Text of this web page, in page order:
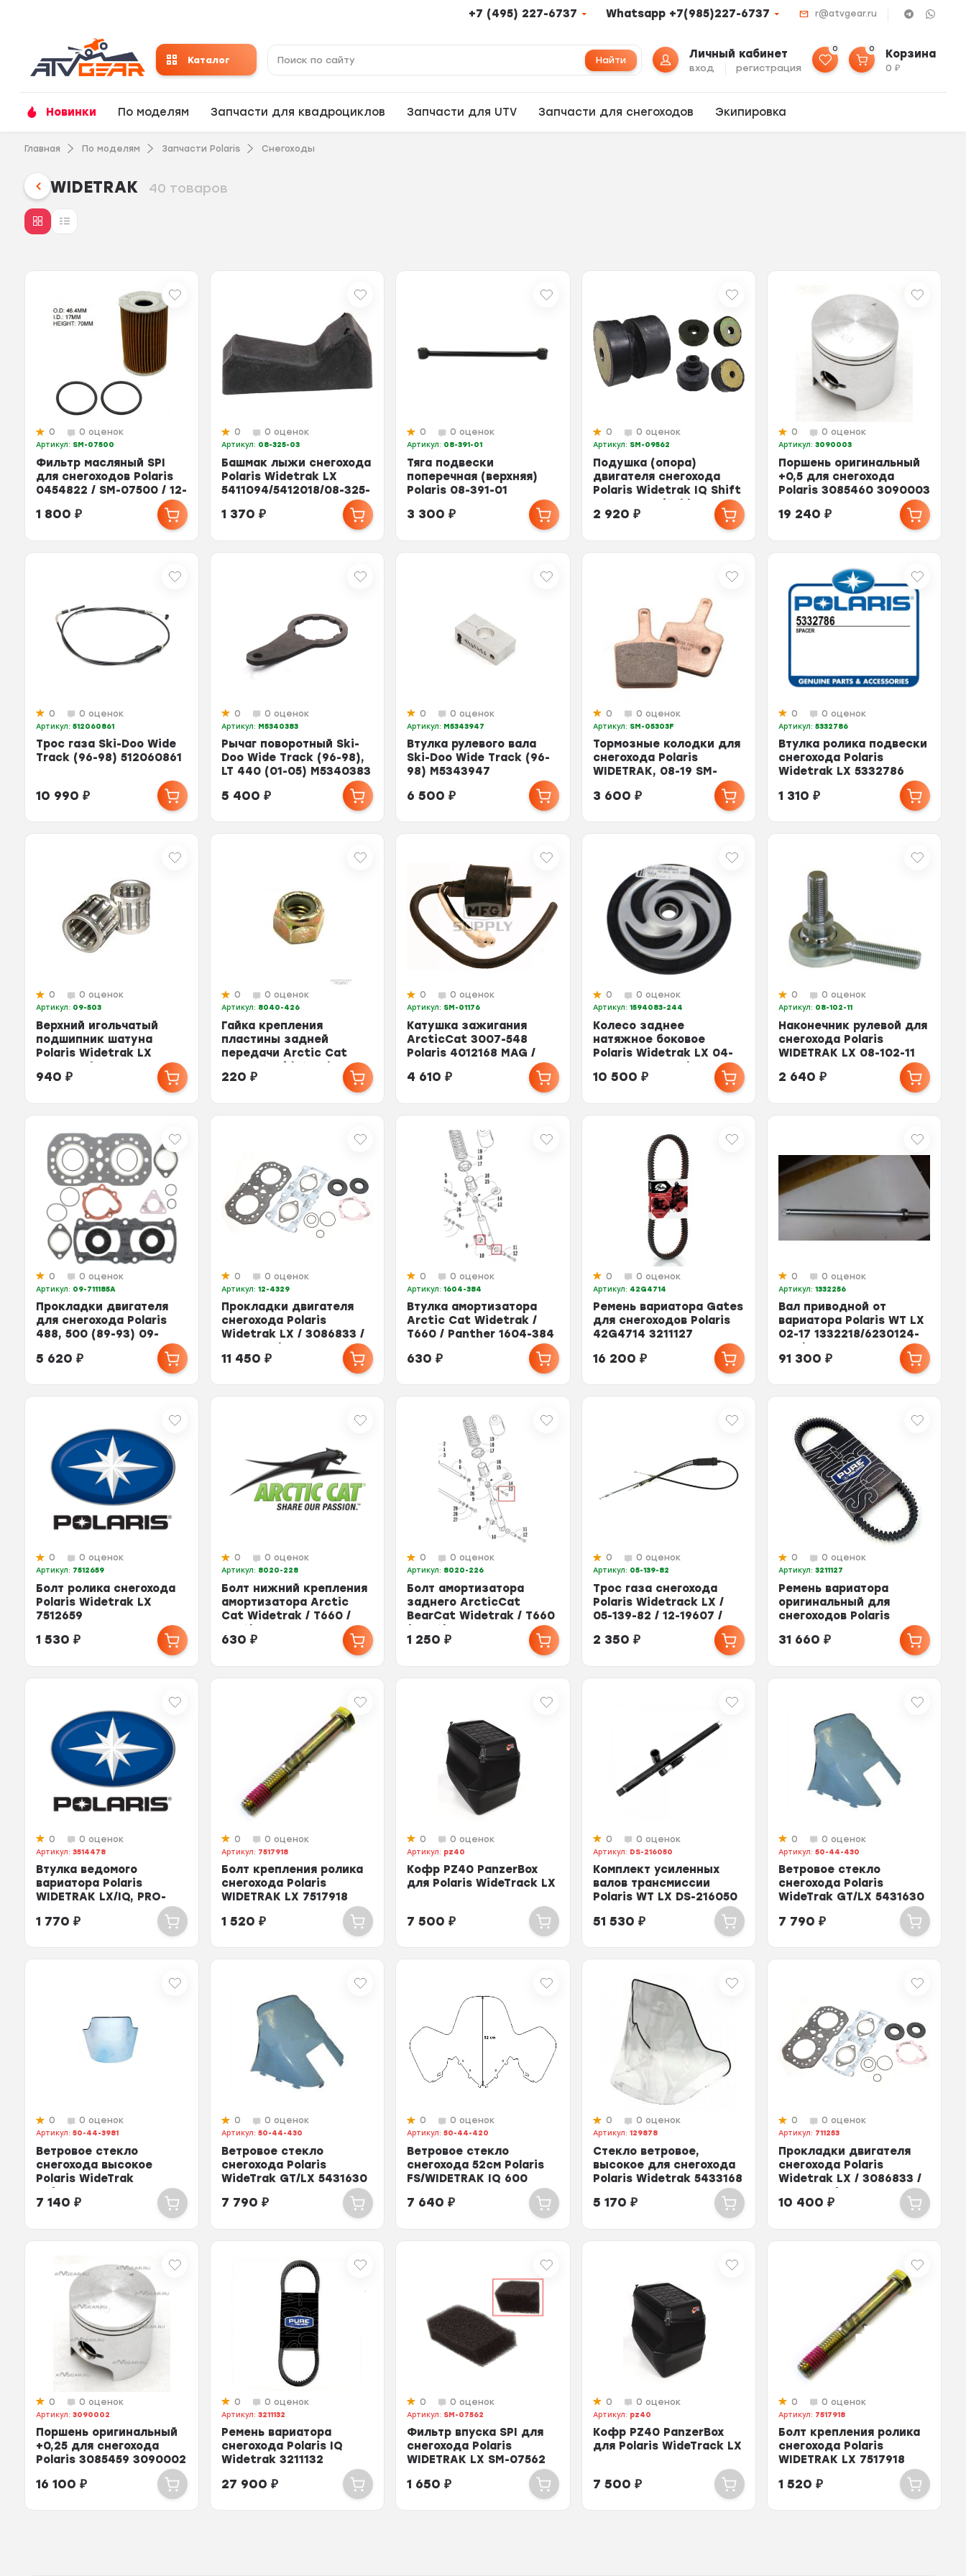
+7 (495) 227-6737 Whatsapp +7(985)227-6737 r@atvgear.ru
Каталог Найти Личный кабинет
вход регистрация
0 0 Корзина
0₽
Новинки По моделям Запчасти для квадроциклов Запчасти для UTV Запчасти для снегоходов Экипировка
Главная По моделям Запчасти Polaris Снегоходы
WIDETRAK 40 товаров
0 0 оценок
Артикул: SM-07500
Фильтр масляный SPI
для снегоходов Polaris
0454822 / SM-07500 / 12-
1 800₽
0 0 оценок
Артикул: 08-325-03
Башмак лыжи снегохода
Polaris Widetrak LX
5411094/5412018/08-325-
1 370₽
0 0 оценок
Артикул: 08-391-01
Тяга подвески
поперечная (верхняя)
Polaris 08-391-01
1822420-067, 1822425-
067...
3 300₽
0 0 оценок
Артикул: SM-09562
Подушка (опора)
двигателя снегохода
Polaris Widetrak IQ Shift
LXT RMK Switchb...
2 920 ₽
0 0 оценок
Артикул: 3090003
Поршень оригинальный
+0,5 для снегохода
Polaris 3085460 3090003
19 240 ₽
0 0 оценок
Артикул:512060861
Трос газа Ski-Doo Wide
Track (96-98) 512060861
10 990₽
0 0 оценок
Артикул: M5340383
Рычаг поворотный Ski-
Doo Wide Track (96-98),
LT 440 (01-05) M5340383
5 400₽
0 0 оценок
Артикул: M5343947
Втулка рулевого вала
Ski-Doo Wide Track (96-
98) M5343947
6 500₽
0 0 оценок
Артикул: SM-05303F
Тормозные колодки для
снегохода Polaris
WIDETRAK, 08-19 SM-
3 600 ₽
0 0 оценок
Артикул: 5332786
Втулка ролика подвески
снегохода Polaris
Widetrak LX 5332786
1 310 ₽
0 0 оценок
Артикул: 09-503
Верхний игольчатый
подшипник шатуна
Polaris Widetrak LX
3083216 /AC 3003-107 ...
940₽
0 0 оценок
Артикул: 8040-426
Гайка крепления
пластины задней
передачи Arctic Cat
Bearcat Widetrack 660
804...
220₽
0 0 оценок
Артикул: SM-01176
Катушка зажигания
ArcticCat 3007-548
Polaris 4012168 MAG /
4012169 PTO SM-01176
4 610₽
0 0 оценок
Артикул: 1594083-244
Колесо заднее
натяжное боковое
Polaris Widetrak LX 04-
17 1594083-243/1594083-
244
10 500 ₽
0 0 оценок
Артикул: 08-102-11
Наконечник рулевой для
снегохода Polaris
WIDETRAK LX 08-102-11
2 640 ₽
0 0 оценок
Артикул: 09-711185A
Прокладки двигателя
для снегохода Polaris
488, 500 (89-93) 09-
5 620₽
0 0 оценок
Артикул:12-4329
Прокладки двигателя
снегохода Polaris
Widetrak LX / 3086833 /
3085200 / 3084...
11 450₽
0 0 оценок
Артикул:1604-384
Втулка амортизатора
Arctic Cat Widetrak /
T660 / Panther 1604-384
630₽
0 0 оценок
Артикул: 42G4714
Ремень вариатора Gates
для снегоходов Polaris
42G4714 3211127
16 200 ₽
0 0 оценок
Артикул: 1332256
Вал приводной от
вариатора Polaris WT LX
02-17 1332218/6230124-
067/1332256
91 300 ₽
0 0 оценок
Артикул: 7512659
Болт ролика снегохода
Polaris Widetrak LX
7512659
1 530₽
0 0 оценок
Артикул: 8020-228
Болт нижний крепления
амортизатора Arctic
Cat Widetrak / T660 /
Panther 8020-228
630₽
0 0 оценок
Артикул: 8020-226
Болт амортизатора
заднего ArcticCat
BearCat Widetrak / T660
/ Panther 8020-226
1 250₽
0 0 оценок
Артикул: 05-139-82
Трос газа снегохода
Polaris Widetrack LX /
05-139-82 / 12-19607 /
2 350 ₽
0 0 оценок
Артикул: 3211127
Ремень вариатора
оригинальный для
снегоходов Polaris
31 660 ₽
0 0 оценок
Артикул:3514478
Втулка ведомого
вариатора Polaris
WIDETRAK LX/IQ, PRO-
RIDE RUSH, SHIFT 3514478
1 770₽
0 0 оценок
Артикул: 7517918
Болт крепления ролика
снегохода Polaris
WIDETRAK LX 7517918
1 520₽
0 0 оценок
Артикул: pz40
Кофр PZ40 PanzerBox
для Polaris WideTrack LX
7 500₽
0 0 оценок
Артикул: DS-216050
Комплект усиленных
валов трансмиссии
Polaris WT LX DS-216050
51 530 ₽
0 0 оценок
Артикул: 50-44-430
Ветровое стекло
снегохода Polaris
WideTrak GT/LX 5431630
7 790 ₽
0 0 оценок
Артикул:50-44-3981
Ветровое стекло
снегохода высокое
Polaris WideTrak
LX/TOURING
5433168/5433667...
7 140₽
0 0 оценок
Артикул:50-44-430
Ветровое стекло
снегохода Polaris
WideTrak GT/LX 5431630
7 790₽
0 0 оценок
Артикул:50-44-420
Ветровое стекло
снегохода 52см Polaris
FS/WIDETRAK IQ 600
7 640₽
0 0 оценок
Артикул: 129878
Стекло ветровое,
высокое для снегохода
Polaris Widetrak 5433168
5 170 ₽
0 0 оценок
Артикул: 711253
Прокладки двигателя
снегохода Polaris
Widetrak LX / 3086833 /
3085200 / 3084...
10 400 ₽
0 0 оценок
Артикул:3090002
Поршень оригинальный
+0,25 для снегохода
Polaris 3085459 3090002
16 100₽
0 0 оценок
Артикул:3211132
Ремень вариатора
снегохода Polaris IQ
Widetrak 3211132
27 900₽
0 0 оценок
Артикул: SM-07562
Фильтр впуска SPI для
снегохода Polaris
WIDETRAK LX SM-07562
1 650₽
0 0 оценок
Артикул: pz40
Кофр PZ40 PanzerBox
для Polaris WideTrack LX
7 500 ₽
0 0 оценок
Артикул: 7517918
Болт крепления ролика
снегохода Polaris
WIDETRAK LX 7517918
1 520 ₽